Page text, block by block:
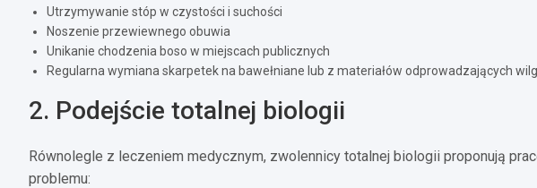
Utrzymywanie stóp w czystości i suchości
Noszenie przewiewnego obuwia
Unikanie chodzenia boso w miejscach publicznych
Regularna wymiana skarpetek na bawełniane lub z materiałów odprowadzających
2. Podejście totalnej biologii
Równolegle z leczeniem medycznym, zwolennicy totalnej biologii proponują
problemu: